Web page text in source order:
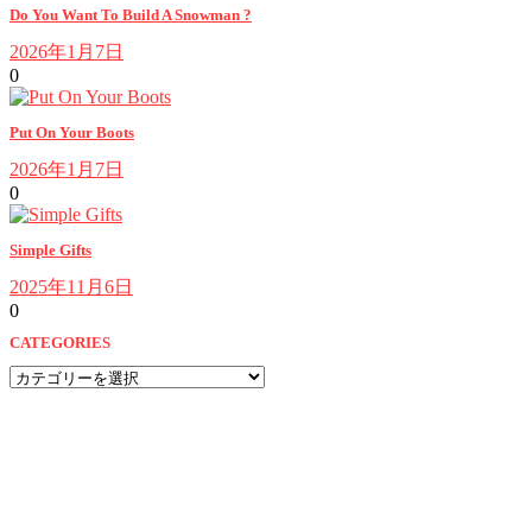
Do You Want To Build A Snowman ?
2026年1月7日
0
Put On Your Boots
2026年1月7日
0
Simple Gifts
2025年11月6日
0
CATEGORIES
CATEGORIES